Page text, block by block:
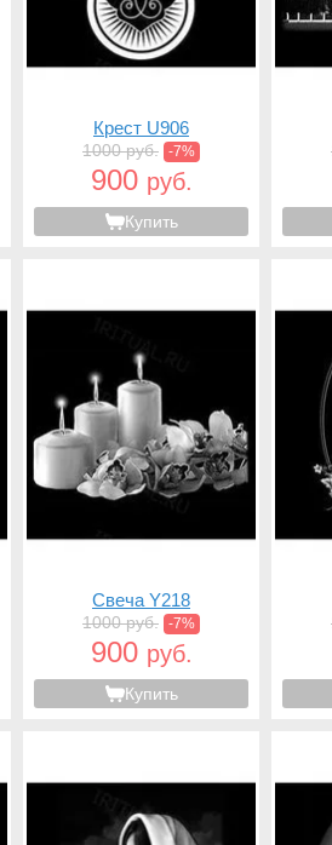
Крест U906
1000 руб. -7%
900 руб.
Купить
Свеча Y218
1000 руб. -7%
900 руб.
Купить